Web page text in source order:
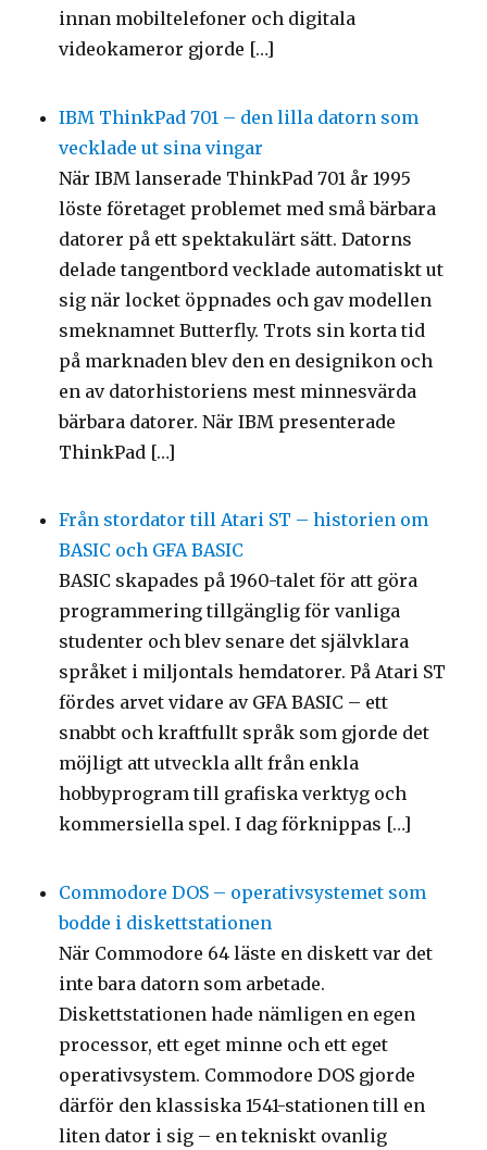
innan mobiltelefoner och digitala
videokameror gjorde […]
IBM ThinkPad 701 – den lilla datorn som
vecklade ut sina vingar
När IBM lanserade ThinkPad 701 år 1995
löste företaget problemet med små bärbara
datorer på ett spektakulärt sätt. Datorns
delade tangentbord vecklade automatiskt ut
sig när locket öppnades och gav modellen
smeknamnet Butterfly. Trots sin korta tid
på marknaden blev den en designikon och
en av datorhistoriens mest minnesvärda
bärbara datorer. När IBM presenterade
ThinkPad […]
Från stordator till Atari ST – historien om
BASIC och GFA BASIC
BASIC skapades på 1960-talet för att göra
programmering tillgänglig för vanliga
studenter och blev senare det självklara
språket i miljontals hemdatorer. På Atari ST
fördes arvet vidare av GFA BASIC – ett
snabbt och kraftfullt språk som gjorde det
möjligt att utveckla allt från enkla
hobbyprogram till grafiska verktyg och
kommersiella spel. I dag förknippas […]
Commodore DOS – operativsystemet som
bodde i diskettstationen
När Commodore 64 läste en diskett var det
inte bara datorn som arbetade.
Diskettstationen hade nämligen en egen
processor, ett eget minne och ett eget
operativsystem. Commodore DOS gjorde
därför den klassiska 1541-stationen till en
liten dator i sig – en tekniskt ovanlig